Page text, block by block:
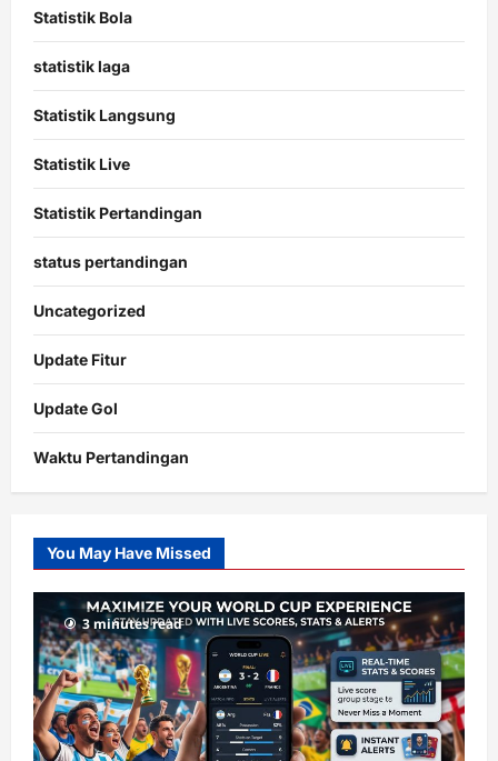
Statistik Bola
statistik laga
Statistik Langsung
Statistik Live
Statistik Pertandingan
status pertandingan
Uncategorized
Update Fitur
Update Gol
Waktu Pertandingan
Slot
Gacor
RTP
terupdate
You May Have Missed
3 minutes read